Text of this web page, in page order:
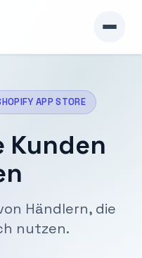
APP STORE
Kunden
Händlern, die
nutzen.